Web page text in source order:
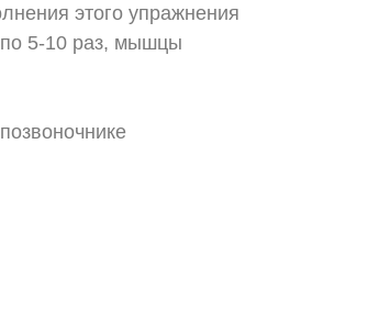
этого упражнения
5-10 раз, мышцы